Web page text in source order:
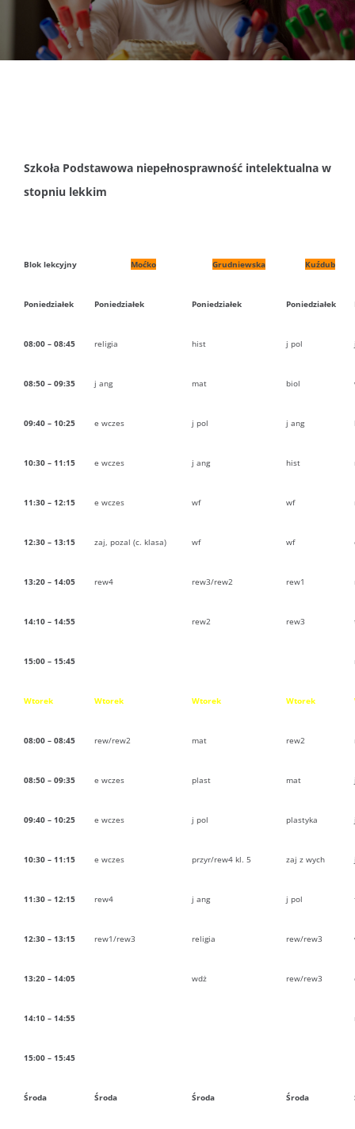
DOKUMENTY
Szkoła Podstawowa niepełnosprawność intelektualna w
stopniu lekkim
Blok lekcyjny Moćko Grudniewska Kuźdub
Poniedziałek Poniedziałek Poniedziałek Poniedziałek
08:00 – 08:45 religia hist j pol
08:50 – 09:35 j ang mat biol
09:40 – 10:25 e wczes j pol j ang
10:30 – 11:15 e wczes j ang hist
11:30 – 12:15 e wczes wf wf
12:30 – 13:15 zaj, pozal (c. klasa) wf wf
13:20 – 14:05 rew4 rew3/rew2 rew1
14:10 – 14:55 rew2 rew3
15:00 – 15:45
Wtorek Wtorek Wtorek Wtorek
08:00 – 08:45 rew/rew2 mat rew2
08:50 – 09:35 e wczes plast mat
09:40 – 10:25 e wczes j pol plastyka
10:30 – 11:15 e wczes przyr/rew4 kl. 5 zaj z wych
11:30 – 12:15 rew4 j ang j pol
12:30 – 13:15 rew1/rew3 religia rew/rew3
13:20 – 14:05 wdż rew/rew3
14:10 – 14:55
15:00 – 15:45
Środa Środa Środa Środa